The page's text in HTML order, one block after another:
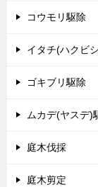
コウモリ駆除
イタチ(ハクビ
ゴキブリ駆除
ムカデ(ヤスデ)
庭木伐採
庭木剪定